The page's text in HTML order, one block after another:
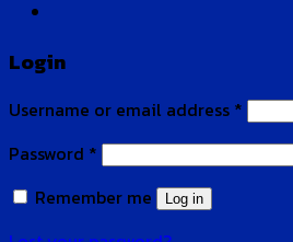
Login
Username or email address *
Password *
Remember me
Log in